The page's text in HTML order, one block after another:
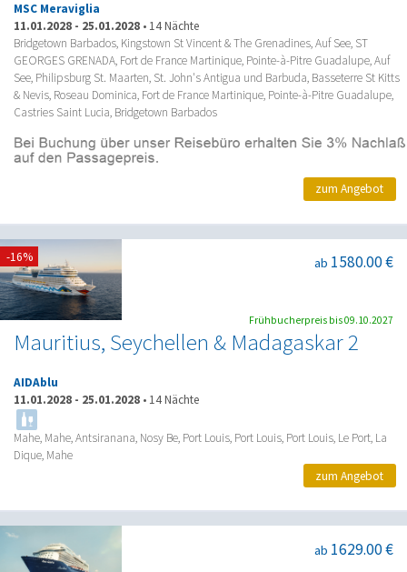
MSC Meraviglia
11.01.2028 - 25.01.2028 • 14 Nächte
Bridgetown Barbados, Kingstown St Vincent & The Grenadines, Auf See, ST
GEORGES GRENADA, Fort de France Martinique, Pointe-à-Pitre Guadalupe, Auf
See, Philipsburg St. Maarten, St. John's Antigua und Barbuda, Basseterre St Kitts
& Nevis, Roseau Dominica, Fort de France Martinique, Pointe-à-Pitre Guadalupe,
Castries Saint Lucia, Bridgetown Barbados
zum Angebot
Mauritius, Seychellen & Madagaskar 2
ab 1580.00 €
AIDAblu
11.01.2028 - 25.01.2028 • 14 Nächte
Mahe, Mahe, Antsiranana, Nosy Be, Port Louis, Port Louis, Port Louis, Le Port, La
Dique, Mahe
-16%
Frühbucherpreis bis 09.10.2027
zum Angebot
ab 1629.00 €